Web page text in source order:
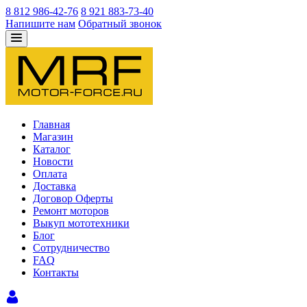
8 812 986-42-76 8 921 883-73-40
Напишите нам Обратный звонок
Главная
Магазин
Каталог
Новости
Оплата
Доставка
Договор Оферты
Ремонт моторов
Выкуп мототехники
Блог
Сотрудничество
FAQ
Контакты